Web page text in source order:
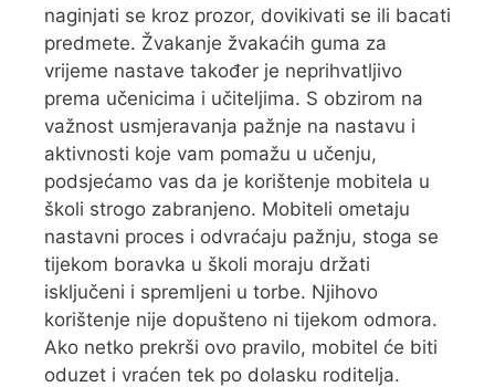
naginjati se kroz prozor, dovikivati se ili bacati
predmete. Žvakanje žvakaćih guma za
vrijeme nastave također je neprihvatljivo
prema učenicima i učiteljima. S obzirom na
važnost usmjeravanja pažnje na nastavu i
aktivnosti koje vam pomažu u učenju,
podsjećamo vas da je korištenje mobitela u
školi strogo zabranjeno. Mobiteli ometaju
nastavni proces i odvraćaju pažnju, stoga se
tijekom boravka u školi moraju držati
isključeni i spremljeni u torbe. Njihovo
korištenje nije dopušteno ni tijekom odmora.
Ako netko prekrši ovo pravilo, mobitel će biti
oduzet i vraćen tek po dolasku roditelja.